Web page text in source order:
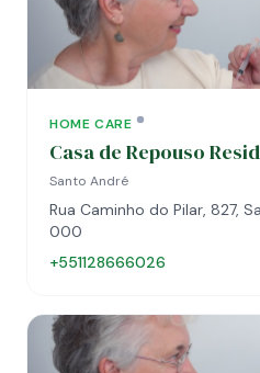
HOME CARE
Casa de Repouso
Santo André
Rua Caminho do Pilar, 827,
000
+551128666026